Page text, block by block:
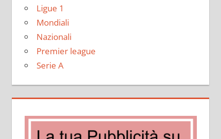
Ligue 1
Mondiali
Nazionali
Premier league
Serie A